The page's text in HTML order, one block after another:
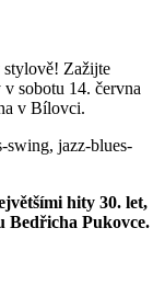
stylově! Zažijte
sobotu 14. června
v Bílovci.
swing, jazz-blues-
hity 30. let,
Bedřicha Pukovce.